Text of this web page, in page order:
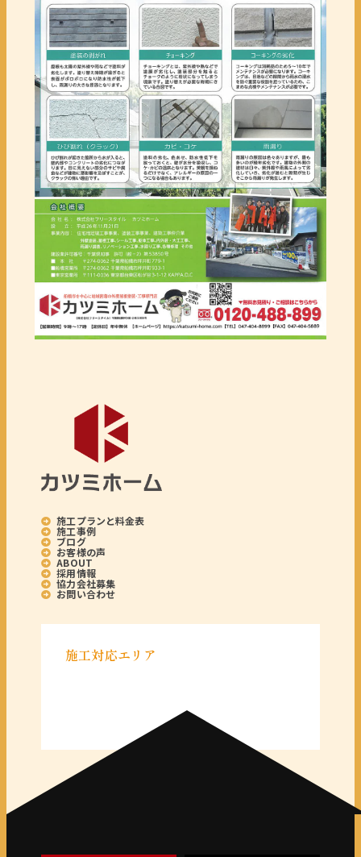
施工プランと料金表
施工事例
ブログ
お客様の声
ABOUT
採用情報
協力会社募集
お問い合わせ
施工対応エリア